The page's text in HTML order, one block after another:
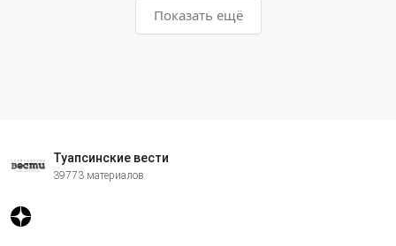
Показать ещё
Туапсинские вести
39773 материалов